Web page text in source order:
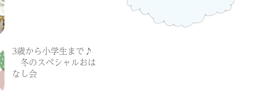
3歳から小学生まで♪
冬のスペシャルおは
なし会